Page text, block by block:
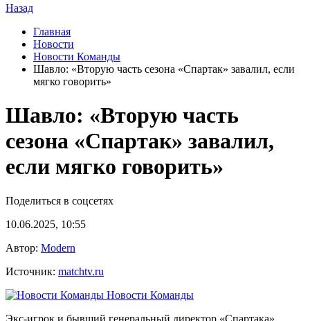
Назад
Главная
Новости
Новости Команды
Шавло: «Вторую часть сезона «Спартак» завалил, если
мягко говорить»
Шавло: «Вторую часть
сезона «Спартак» завалил,
если мягко говорить»
Поделиться в соцсетях
10.06.2025, 10:55
Автор: Modern
Источник: matchtv.ru
Новости Команды
Экс‑игрок и бывший генеральный директор «Спартака»